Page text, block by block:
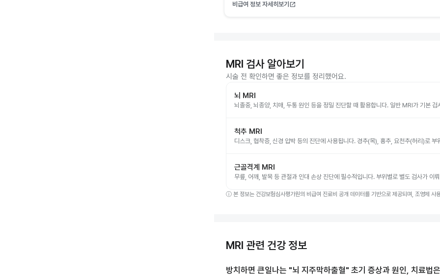
비급여 정보 자세히보기 open_in_new
MRI 검사 알아보기
시술 전 확인하면 좋은 정보를 정리했어요.
뇌 MRI
뇌졸중, 뇌종양, 치매, 두통 원인 등을 정밀 진단할 때 활용합니다. 일반 MRI가 기본 검
척추 MRI
디스크, 협착증, 신경 압박 등의 진단에 사용됩니다. 경추(목), 흉추, 요천추(허리)로 부
근골격계 MRI
무릎, 어깨, 발목 등 관절과 인대 손상 진단에 필수적입니다. 부위별로 별도 검사가 이
ⓘ 본 정보는 건강보험심사평가원의 비급여 진료비 공개 데이터를 기반으로 제공되며, 조영제
MRI 관련 건강 정보
방치하면 큰일나는 "뇌 지주막하출혈" 초기 증상과 원인, 치료법